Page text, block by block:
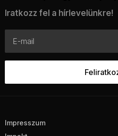
Iratkozz fel a hírlevelünkre!
Impresszum